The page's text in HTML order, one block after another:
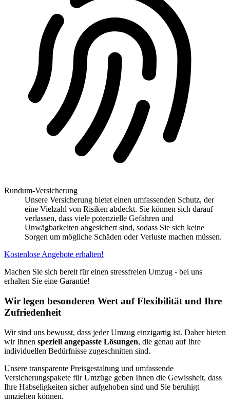
Rundum-Versicherung
Unsere Versicherung bietet einen umfassenden Schutz, der
eine Vielzahl von Risiken abdeckt. Sie können sich darauf
verlassen, dass viele potenzielle Gefahren und
Unwägbarkeiten abgesichert sind, sodass Sie sich keine
Sorgen um mögliche Schäden oder Verluste machen müssen.
Kostenlose Angebote erhalten!
Machen Sie sich bereit für einen stressfreien Umzug - bei uns
erhalten Sie eine Garantie!
Wir legen besonderen Wert auf Flexibilität und Ihre
Zufriedenheit
Wir sind uns bewusst, dass jeder Umzug einzigartig ist. Daher bieten
wir Ihnen speziell angepasste Lösungen, die genau auf Ihre
individuellen Bedürfnisse zugeschnitten sind.
Unsere transparente Preisgestaltung und umfassende
Versicherungspakete für Umzüge geben Ihnen die Gewissheit, dass
Ihre Habseligkeiten sicher aufgehoben sind und Sie beruhigt
umziehen können.